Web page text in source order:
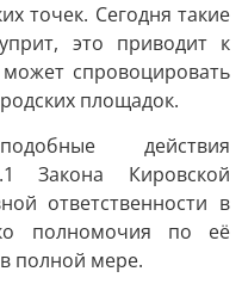
точек. Сегодня такие
это приводит к
спровоцировать
площадок.
действия
Закона Кировской
ответственности в
полномочия по её
полной мере.